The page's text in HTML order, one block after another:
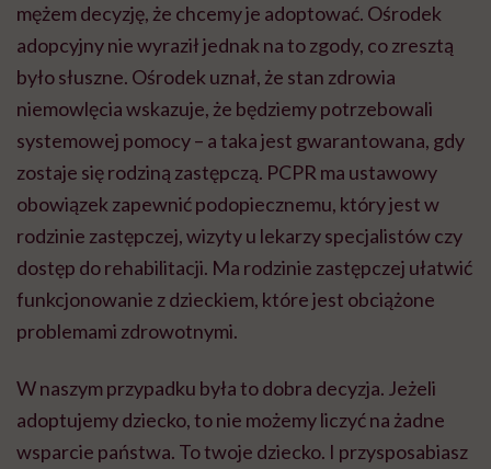
mężem decyzję, że chcemy je adoptować. Ośrodek
adopcyjny nie wyraził jednak na to zgody, co zresztą
było słuszne. Ośrodek uznał, że stan zdrowia
niemowlęcia wskazuje, że będziemy potrzebowali
systemowej pomocy – a taka jest gwarantowana, gdy
zostaje się rodziną zastępczą. PCPR ma ustawowy
obowiązek zapewnić podopiecznemu, który jest w
rodzinie zastępczej, wizyty u lekarzy specjalistów czy
dostęp do rehabilitacji. Ma rodzinie zastępczej ułatwić
funkcjonowanie z dzieckiem, które jest obciążone
problemami zdrowotnymi.
W naszym przypadku była to dobra decyzja. Jeżeli
adoptujemy dziecko, to nie możemy liczyć na żadne
wsparcie państwa. To twoje dziecko. I przysposabiasz